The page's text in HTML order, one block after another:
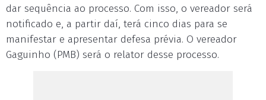
dar sequência ao processo. Com isso, o vereador será
notificado e, a partir daí, terá cinco dias para se
manifestar e apresentar defesa prévia. O vereador
Gaguinho (PMB) será o relator desse processo.